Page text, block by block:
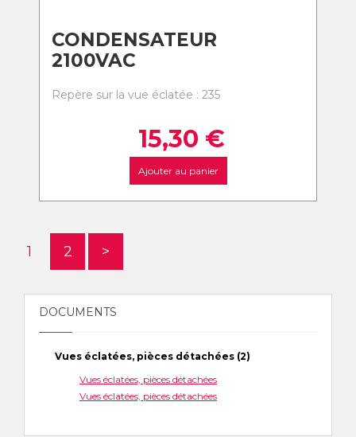
CONDENSATEUR
2100VAC
Repère sur la vue éclatée : 235
15,30 €
Ajouter au panier
1 2 >
DOCUMENTS
Vues éclatées, pièces détachées (2)
Vues éclatées, pièces détachées
Vues éclatées, pièces détachées